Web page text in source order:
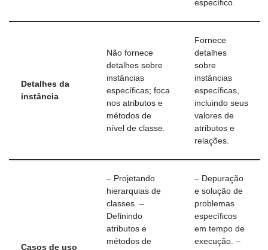
específico.
Detalhes da
instância
Não fornece
detalhes sobre
instâncias
específicas; foca
nos atributos e
métodos de
nível de classe.
Fornece
detalhes
sobre
instâncias
específicas,
incluindo seus
valores de
atributos e
relações.
Casos de uso
– Projetando
hierarquias de
classes. –
Definindo
atributos e
métodos de
– Depuração
e solução de
problemas
específicos
em tempo de
execução. –